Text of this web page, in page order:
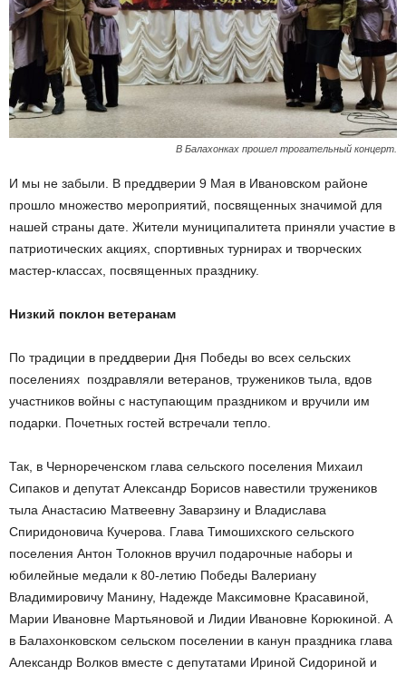
В Балахонках прошел трогательный концерт.
И мы не забыли. В преддверии 9 Мая в Ивановском районе
прошло множество мероприятий, посвященных значимой для
нашей страны дате. Жители муниципалитета приняли участие в
патриотических акциях, спортивных турнирах и творческих
мастер-классах, посвященных празднику.
Низкий поклон ветеранам
По традиции в преддверии Дня Победы во всех сельских
поселениях поздравляли ветеранов, тружеников тыла, вдов
участников войны с наступающим праздником и вручили им
подарки. Почетных гостей встречали тепло.
Так, в Чернореченском глава сельского поселения Михаил
Сипаков и депутат Александр Борисов навестили тружеников
тыла Анастасию Матвеевну Заварзину и Владислава
Спиридоновича Кучерова. Глава Тимошихского сельского
поселения Антон Толокнов вручил подарочные наборы и
юбилейные медали к 80-летию Победы Валериану
Владимировичу Манину, Надежде Максимовне Красавиной,
Марии Ивановне Мартьяновой и Лидии Ивановне Корюкиной. А
в Балахонковском сельском поселении в канун праздника глава
Александр Волков вместе с депутатами Ириной Сидориной и